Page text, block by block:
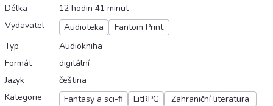
Délka
12 hodin 41 minut
Vydavatel
Audioteka
Fantom Print
Typ
Audiokniha
Formát
digitální
Jazyk
čeština
Kategorie
Fantasy a sci-fi LitRPG Zahraniční literatura